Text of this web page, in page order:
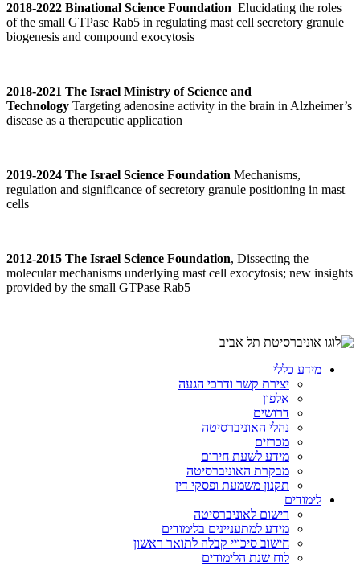
2018-2022 Binational Science Foundation Elucidating the roles
of the small GTPase Rab5 in regulating mast cell secretory granule
biogenesis and compound exocytosis
2018-2021 The Israel Ministry of Science and
Technology Targeting adenosine activity in the brain in Alzheimer’s
disease as a therapeutic application
2019-2024 The Israel Science Foundation Mechanisms,
regulation and significance of secretory granule positioning in mast
cells
2012-2015 The Israel Science Foundation, Dissecting the
molecular mechanisms underlying mast cell exocytosis; new insights
provided by the small GTPase Rab5
מידע כללי
יצירת קשר ודרכי הגעה
אלפון
דרושים
נהלי האוניברסיטה
מכרזים
מידע לשעת חירום
מבקרת האוניברסיטה
תקנון משמעת ופסקי דין
לימודים
רישום לאוניברסיטה
מידע למתעניינים בלימודים
חישוב סיכויי קבלה לתואר ראשון
לוח שנת הלימודים